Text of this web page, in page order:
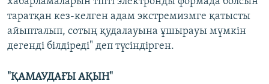
таратқан кез-келген адам экстремизмге қатысты
айыпталып, сотың қудалауына ұшырауы мүмкін
дегенді білдіреді" деп түсіндірген.
"ҚАМАУДАҒЫ АҚЫН"